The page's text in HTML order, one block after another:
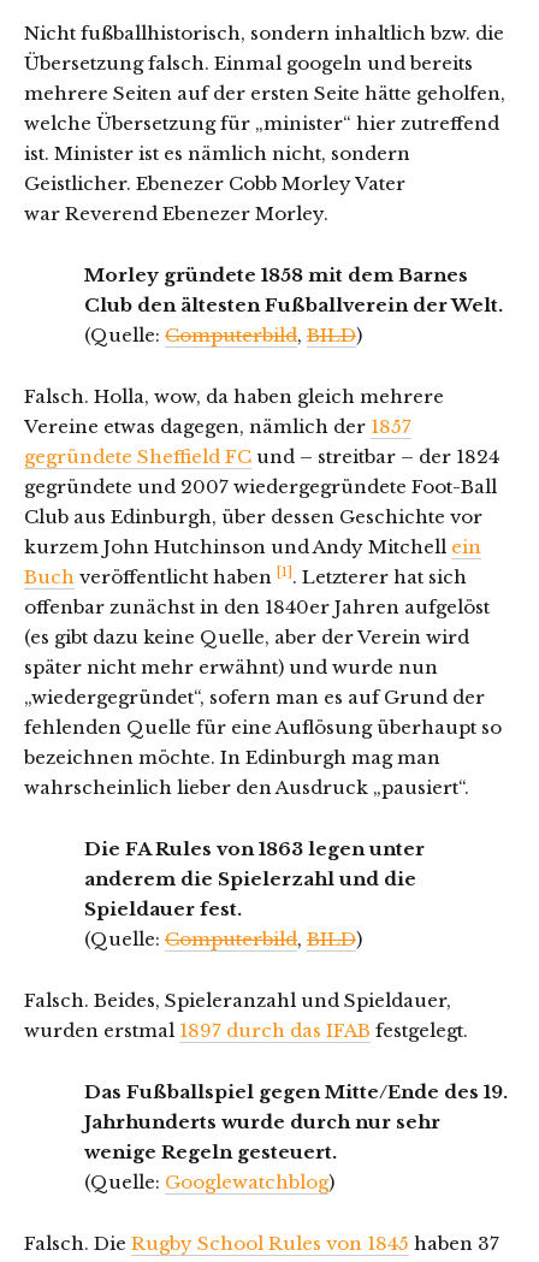
Nicht fußballhistorisch, sondern inhaltlich bzw. die
Übersetzung falsch. Einmal googeln und bereits
mehrere Seiten auf der ersten Seite hätte geholfen,
welche Übersetzung für „minister“ hier zutreffend
ist. Minister ist es nämlich nicht, sondern
Geistlicher. Ebenezer Cobb Morley Vater
war Reverend Ebenezer Morley.
Morley gründete 1858 mit dem Barnes
Club den ältesten Fußballverein der Welt.
(Quelle: Computerbild, BILD)
Falsch. Holla, wow, da haben gleich mehrere
Vereine etwas dagegen, nämlich der 1857
gegründete Sheffield FC und – streitbar – der 1824
gegründete und 2007 wiedergegründete Foot-Ball
Club aus Edinburgh, über dessen Geschichte vor
kurzem John Hutchinson und Andy Mitchell ein
Buch veröffentlicht haben [1] . Letzterer hat sich
offenbar zunächst in den 1840er Jahren aufgelöst
(es gibt dazu keine Quelle, aber der Verein wird
später nicht mehr erwähnt) und wurde nun
„wiedergegründet“, sofern man es auf Grund der
fehlenden Quelle für eine Auflösung überhaupt so
bezeichnen möchte. In Edinburgh mag man
wahrscheinlich lieber den Ausdruck „pausiert“.
Die FA Rules von 1863 legen unter
anderem die Spielerzahl und die
Spieldauer fest.
(Quelle: Computerbild, BILD)
Falsch. Beides, Spieleranzahl und Spieldauer,
wurden erstmal 1897 durch das IFAB festgelegt.
Das Fußballspiel gegen Mitte/Ende des 19.
Jahrhunderts wurde durch nur sehr
wenige Regeln gesteuert.
(Quelle: Googlewatchblog)
Falsch. Die Rugby School Rules von 1845 haben 37